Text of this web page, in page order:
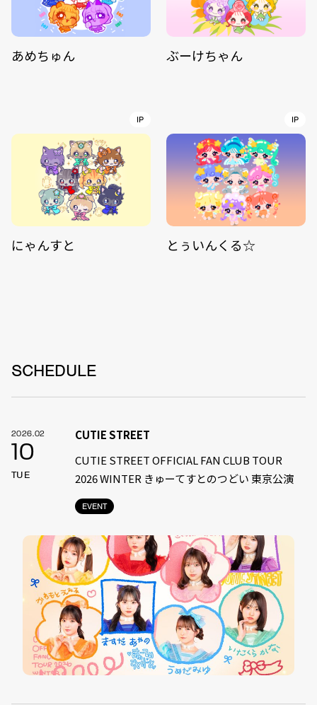
あめちゅん ぶーけちゃん
IP
にゃんすと
IP
とぅいんくる☆
SCHEDULE
2026.02
10
TUE
EVENT
CUTIE STREET
CUTIE STREET OFFICIAL FAN CLUB TOUR
2026 WINTER きゅーてすとのつどい 東京公演